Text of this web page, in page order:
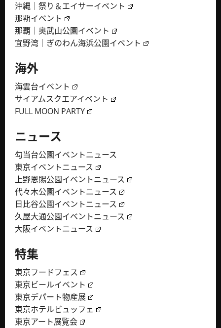
沖縄｜祭り＆エイサーイベント
那覇イベント
那覇｜奥武山公園イベント
宜野湾｜ぎのわん海浜公園イベント
海外
海雲台イベント
サイアムスクエアイベント
FULL MOON PARTY
ニュース
勾当台公園イベントニュース
東京イベントニュース
上野恩賜公園イベントニュース
代々木公園イベントニュース
日比谷公園イベントニュース
久屋大通公園イベントニュース
大阪イベントニュース
特集
東京フードフェス
東京ビールイベント
東京デパート物産展
東京ホテルビュッフェ
東京アート展覧会